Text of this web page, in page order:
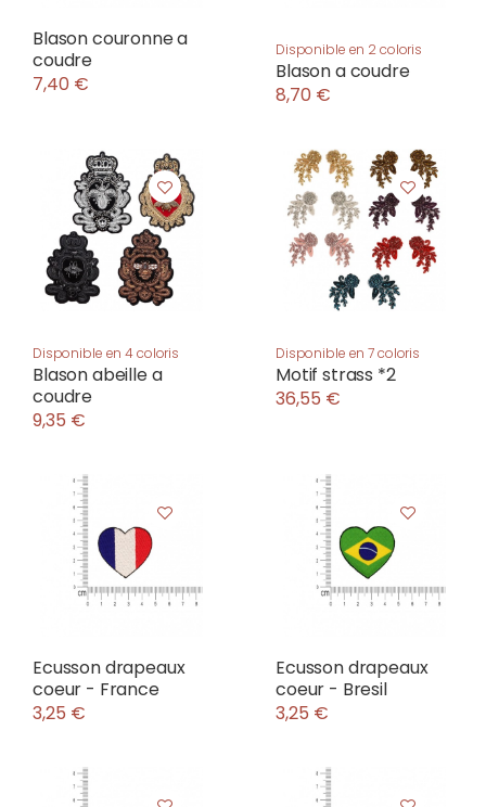
Blason couronne a
coudre
7,40 €
Disponible en 2 coloris
Blason a coudre
8,70 €
Disponible en 4 coloris
Blason abeille a
coudre
9,35 €
Disponible en 7 coloris
Motif strass *2
36,55 €
Ecusson drapeaux
coeur - France
3,25 €
Ecusson drapeaux
coeur - Bresil
3,25 €